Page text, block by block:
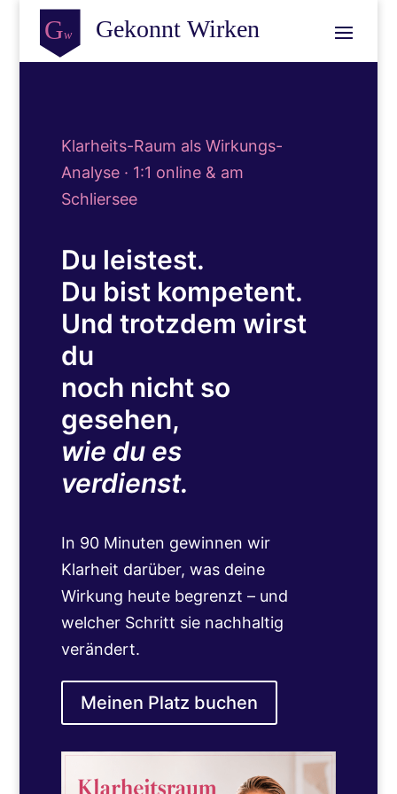
Klarheits-Raum als Wirkungs-
Analyse · 1:1 online & am
Schliersee
Du leistest.
Du bist kompetent.
Und trotzdem wirst
du
noch nicht so
gesehen,
wie du es
verdienst.
In 90 Minuten gewinnen wir
Klarheit darüber, was deine
Wirkung heute begrenzt – und
welcher Schritt sie nachhaltig
verändert.
Meinen Platz buchen